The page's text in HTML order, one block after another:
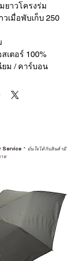
ยาวโครงร่ม
เมื่อพับเก็บ 250
เตอร์ 100%
ยม / คาร์บอน
Service * มั่นใจได้กับสินค้ามี
ย